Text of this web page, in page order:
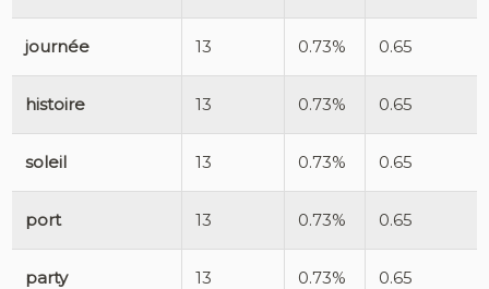
journée 13 0.73% 0.65
histoire 13 0.73% 0.65
soleil 13 0.73% 0.65
port 13 0.73% 0.65
party 13 0.73% 0.65